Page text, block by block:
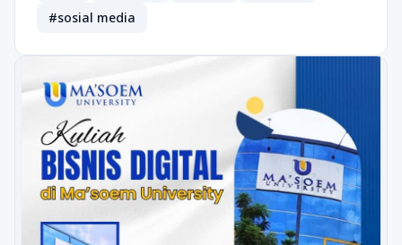
#sosial media